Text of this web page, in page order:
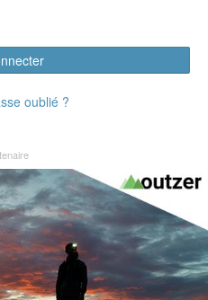
oublié ?